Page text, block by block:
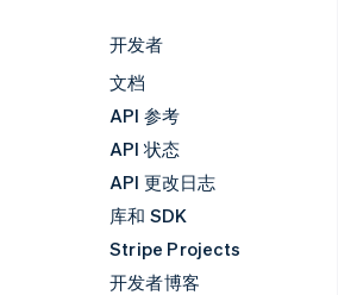
开发者
文档
API 参考
API 状态
API 更改日志
库和 SDK
Stripe Projects
开发者博客